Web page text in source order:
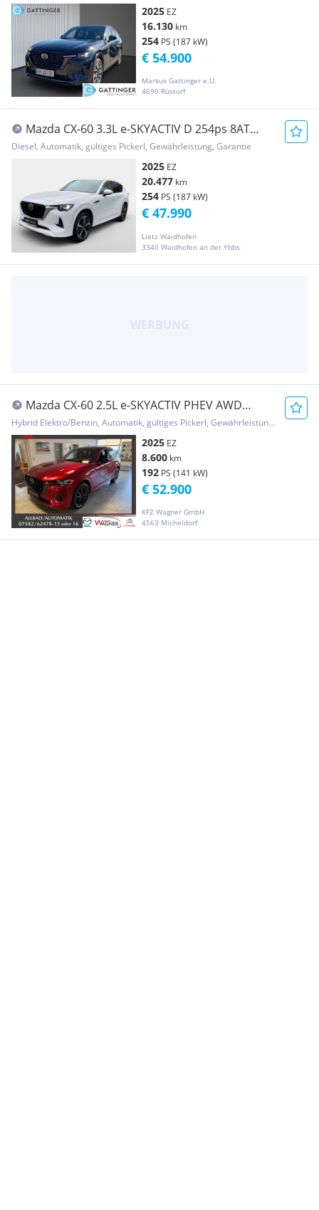
2025 EZ
16.130 km
254 PS (187 kW)
Markus Gattinger e.U.
4690 Rüstorf
€ 54.900
Mazda CX-60 3.3L e-SKYACTIV D 254ps 8AT
AWD TAKUMI
Diesel, Automatik, gültiges Pickerl, Gewährleistung, Garantie
2025 EZ
20.477 km
254 PS (187 kW)
Lietz Waidhofen
3340 Waidhofen an der Ybbs
€ 47.990
Mazda CX-60 2.5L e-SKYACTIV PHEV AWD
HOMURA PLUS Aut.
Hybrid Elektro/Benzin, Automatik, gültiges Pickerl, Gewährleistung, Garantie
2025 EZ
8.600 km
192 PS (141 kW)
KFZ Wagner GmbH
4563 Micheldorf
€ 52.900